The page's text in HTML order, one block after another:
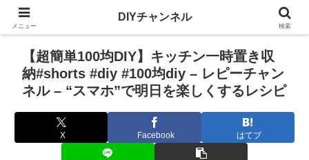
【超簡単100均DIY】キッチン一時置き収
納#shorts #diy #100均diy – レピーチャン
ネル – “スマホ”で明日を楽しくするレシピ
X Facebook はてブ
メニュー
DIYチャンネル
検索